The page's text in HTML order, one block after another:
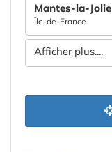
Mantes-la-Jolie
Île-de-France
Afficher plus....